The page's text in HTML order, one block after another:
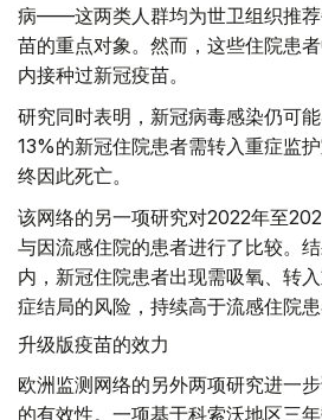
病——这两类人群均为世卫组织推荐
苗的重点对象。然而，这些住院患
内接种过新冠疫苗。
研究同时表明，新冠病毒感染仍可
13%的新冠住院患者需转入重症监
终因此死亡。
该网络的另一项研究对2022年至
与因流感住院的患者进行了比较。
内，新冠住院患者出现需吸氧、转
症结局的风险，持续高于流感住院患
升级版疫苗的效力
欧洲监测网络的另外两项研究进一
的有效性。一项基于科索沃地区三